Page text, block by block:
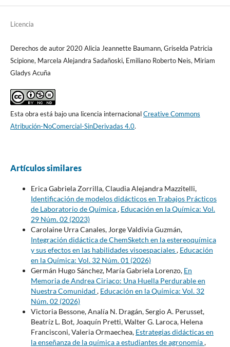
Licencia
Derechos de autor 2020 Alicia Jeannette Baumann, Griselda Patricia
Scipione, Marcela Alejandra Sadañoski, Emiliano Roberto Neis, Miriam
Gladys Acuña
Esta obra está bajo una licencia internacionalCreative Commons
Atribución-NoComercial-SinDerivadas 4.0.
Artículos similares
Erica Gabriela Zorrilla, Claudia Alejandra Mazzitelli,
Identificación de modelos didácticos en Trabajos Prácticos
de Laboratorio de Química, Educación en la Química: Vol.
29 Núm. 02 (2023)
Carolaine Urra Canales, Jorge Valdivia Guzmán,
Integración didáctica de ChemSketch en la estereoquímica
y sus efectos en las habilidades visoespaciales, Educación
en la Química: Vol. 32 Núm. 01 (2026)
Germán Hugo Sánchez, María Gabriela Lorenzo, En
Memoria de Andrea Ciriaco: Una Huella Perdurable en
Nuestra Comunidad , Educación en la Química: Vol. 32
Núm. 02 (2026)
Victoria Bessone, Analía N. Dragán, Sergio A. Perusset,
Beatríz L. Bot, Joaquín Pretti, Walter G. Laroca, Helena
Francisconi, Valeria Ormaechea, Estrategias didácticas en
la enseñanza de la química a estudiantes de agronomía,